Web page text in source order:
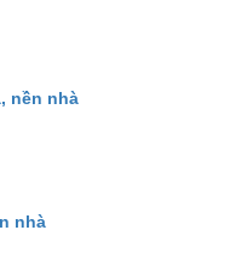
nền nhà
nhà